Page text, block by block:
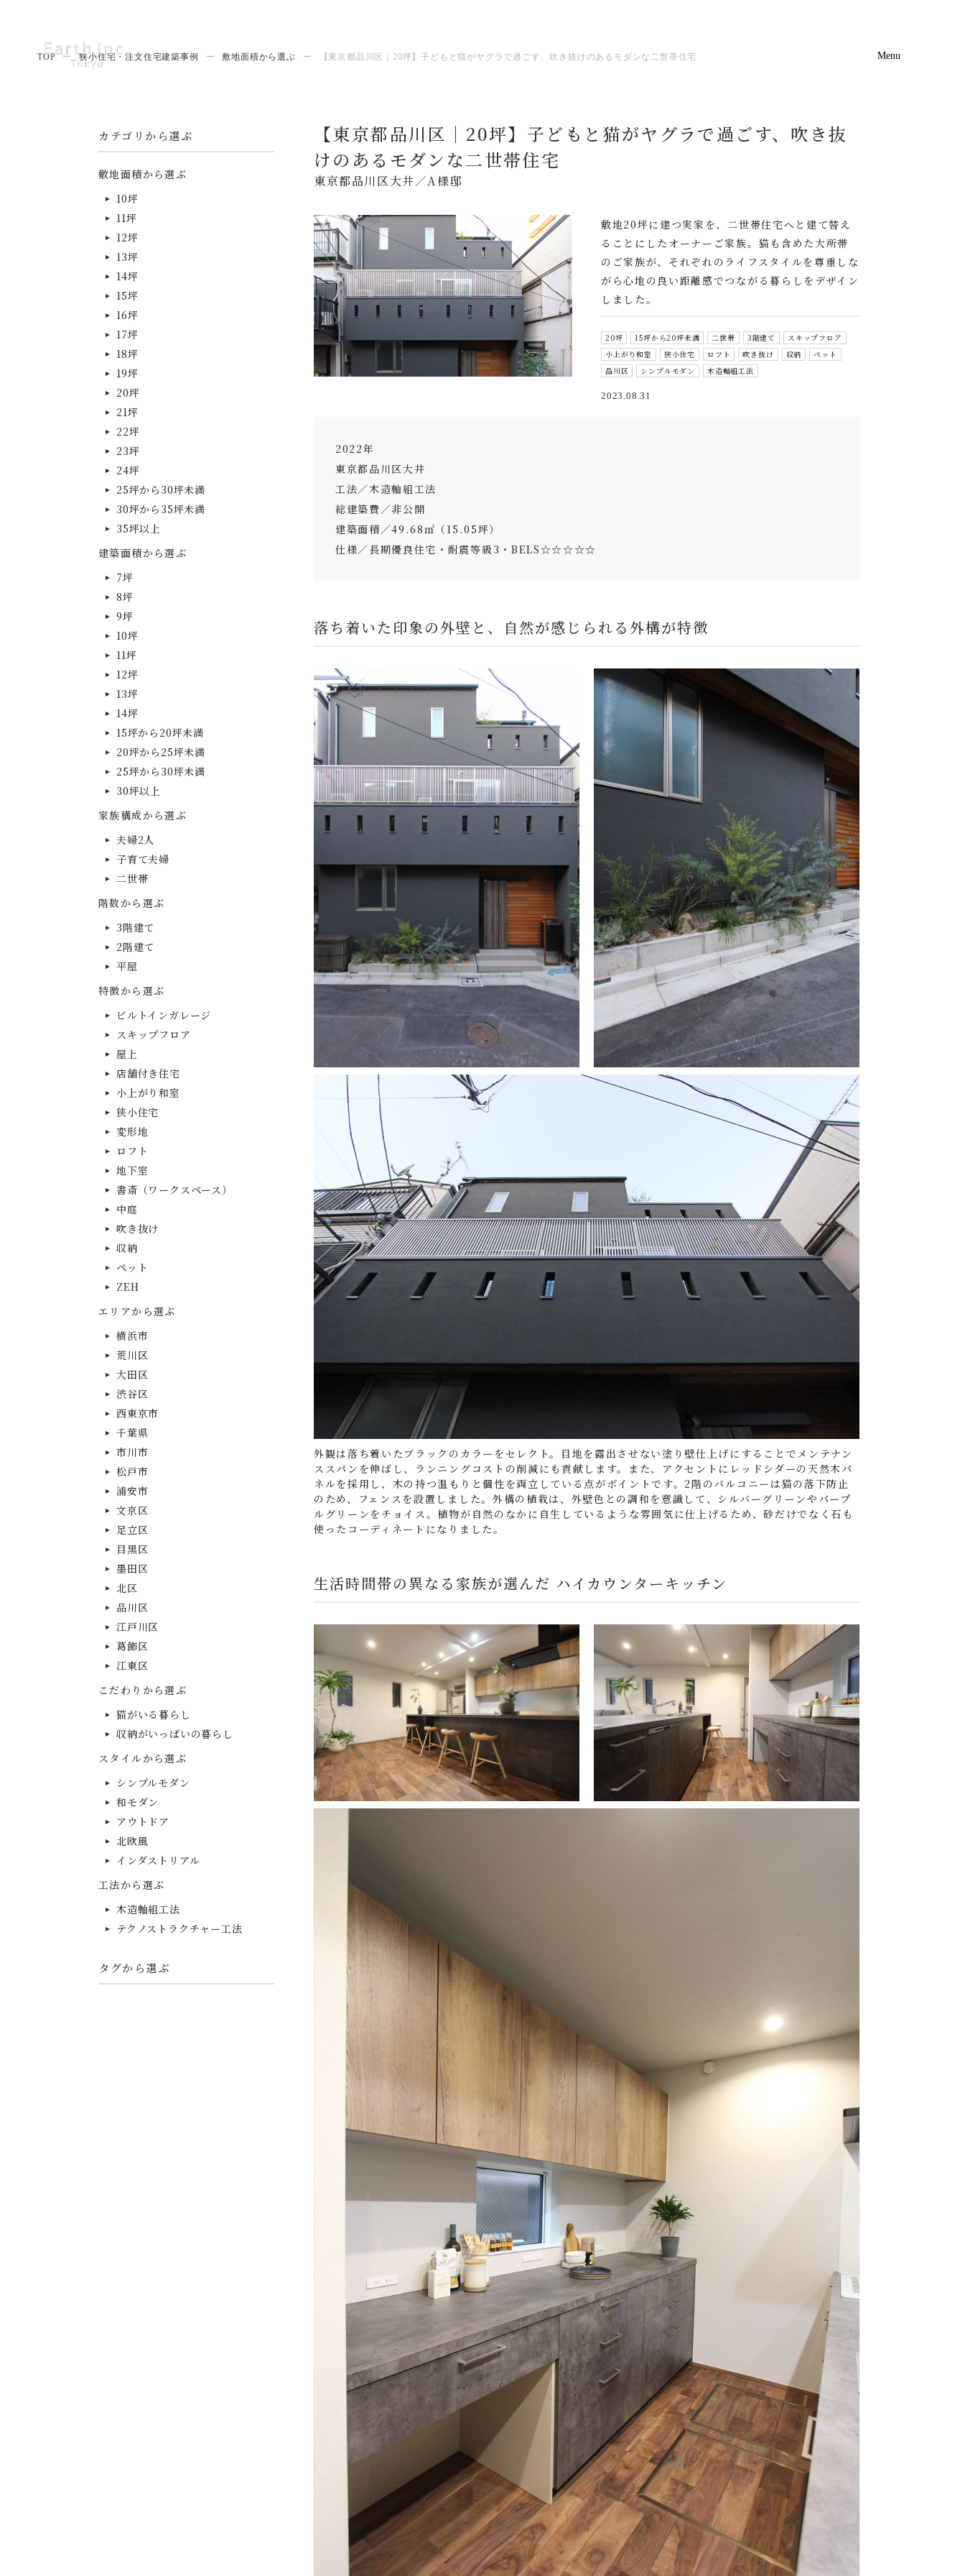
Menu
TOP ー 狭小住宅・注文住宅建築事例 ー 敷地面積から選ぶ ー 【東京都品川区｜20坪】子どもと猫がヤグラで過ごす、吹き抜けのあるモダンな二世帯住宅
【東京都品川区｜20坪】子どもと猫がヤグラで過ごす、吹き抜
けのあるモダンな二世帯住宅
東京都品川区大井／A様邸
敷地20坪に建つ実家を、二世帯住宅へと建て替え
ることにしたオーナーご家族。猫も含めた大所帯
のご家族が、それぞれのライフスタイルを尊重しな
がら心地の良い距離感でつながる暮らしをデザイン
しました。
20坪 15坪から20坪未満 二世帯 3階建て
スキップフロア
小上がり和室
狭小住宅 ロフト 吹き抜け 収納
ペット
品川区
シンプルモダン 木造軸組工法
2023.08.31
2022年
東京都品川区大井
工法／木造軸組工法
総建築費／非公開
建築面積／49.68㎡（15.05坪）
仕様／長期優良住宅・耐震等級3・BELS☆☆☆☆☆
落ち着いた印象の外壁と、自然が感じられる外構が特徴
外観は落ち着いたブラックのカラーをセレクト。目地を露出させない塗り壁仕上げにすることでメンテナン
ススパンを伸ばし、ランニングコストの削減にも貢献します。また、アクセントにレッドシダーの天然木パ
ネルを採用し、木の持つ温もりと個性を両立している点がポイントです。2階のバルコニーは猫の落下防止
のため、フェンスを設置しました。外構の植栽は、外壁色との調和を意識して、シルバーグリーンやパープ
ルグリーンをチョイス。植物が自然のなかに自生しているような雰囲気に仕上げるため、砂だけでなく石も
使ったコーディネートになりました。
生活時間帯の異なる家族が選んだ ハイカウンターキッチン
カテゴリから選ぶ
敷地面積から選ぶ
10坪
11坪
12坪
13坪
14坪
15坪
16坪
17坪
18坪
19坪
20坪
21坪
22坪
23坪
24坪
25坪から30坪未満
30坪から35坪未満
35坪以上
建築面積から選ぶ
7坪
8坪
9坪
10坪
11坪
12坪
13坪
14坪
15坪から20坪未満
20坪から25坪未満
25坪から30坪未満
30坪以上
家族構成から選ぶ
夫婦2人
子育て夫婦
二世帯
階数から選ぶ
3階建て
2階建て
平屋
特徴から選ぶ
ビルトインガレージ
スキップフロア
屋上
店舗付き住宅
小上がり和室
狭小住宅
変形地
ロフト
地下室
書斎（ワークスペース）
中庭
吹き抜け
収納
ペット
ZEH
エリアから選ぶ
横浜市
荒川区
大田区
渋谷区
西東京市
千葉県
市川市
松戸市
浦安市
文京区
足立区
目黒区
墨田区
北区
品川区
江戸川区
葛飾区
江東区
こだわりから選ぶ
猫がいる暮らし
収納がいっぱいの暮らし
スタイルから選ぶ
シンプルモダン
和モダン
アウトドア
北欧風
インダストリアル
工法から選ぶ
木造軸組工法
テクノストラクチャー工法
タグから選ぶ